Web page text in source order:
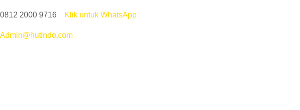
0812 2000 9716 Klik untuk WhatsApp
Admin@hutindo.com